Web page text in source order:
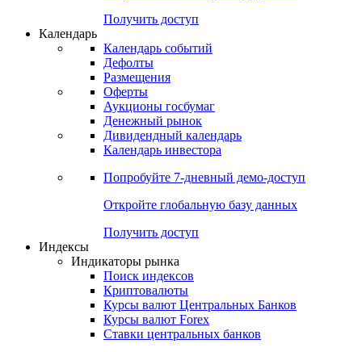
Попробуйте7-дневный
Откройте глобальную базу данных
Получить доступ
Календарь
Календарь событий
Дефолты
Размещения
Оферты
Денежный рынок
Календарь инвестора
Попробуйте7-дневный
Откройте глобальную базу данных
Получить доступ
Индикаторы рынка
Поиск индексов